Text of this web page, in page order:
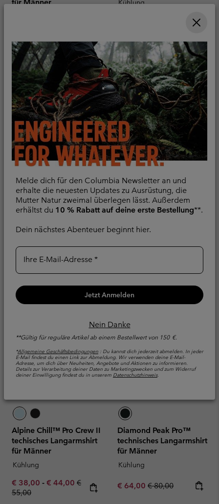
Melde dich für den Columbia Newsletter an und
erhalte die neuesten Updates zu Ausrüstung, die
Mutter Natur zweimal überlegen lässt. Außerdem
erhältst du 10 % Rabatt auf deine erste Bestellung**.
Dein nächstes Abenteuer beginnt hier.
Ihre E-Mail-Adresse
Jetzt Anmelden
Nein Danke
**Gültig für reguläre Artikel ab einem Bestellwert von 150 €.
*Allgemeine Geschäftsbedingungen : Du kannst dich jederzeit abmelden. In jeder
E-Mail findest du einen Link zur Abmeldung. Wir verwenden deine E-Mail-
Adresse, um dich über Neuheiten, Angebote und Aktionen zu informieren.
Details zur Verarbeitung deiner Daten zu Marketingzwecken und zum Widerruf
deiner Einwilligung findest du in unserem Datenschutzhinweis.
für Männer Kühlung
Maximum price:
Chill Creek™ gewebtes
T-Shirt für Männer
Schweißaufnahme
Minimum sale price:
€ 42,00-Maximum sale price:
€ 49,00Regular price:
€
70,00
Parsons Point™
techisches T-Shirt mit
Grafik für Männer
Alpine Chill™ Pro Crew II
techisches Langarmshirt
für Männer
Kühlung
Minimum sale price:
€ 38,00 - Maximum sale price:
€ 44,00 Regular price:
€
55,00
Diamond Peak Pro™
technisches Langarmshirt
für Männer
Kühlung
Sale price:
€ 64,00 Regular price:
€ 80,00